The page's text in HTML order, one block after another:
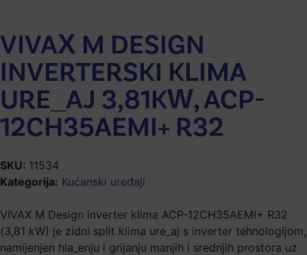
VIVAX M DESIGN
INVERTERSKI KLIMA
URE_AJ 3,81KW, ACP-
12CH35AEMI+ R32
SKU: 11534
Kategorija: Kućanski uređaji
VIVAX M Design inverter klima ACP-12CH35AEMI+ R32
(3,81 kW) je zidni split klima ure_aj s inverter tehnologijom,
namijenjen hla_enju i grijanju manjih i srednjih prostora uz